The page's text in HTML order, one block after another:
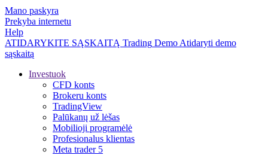
Mano paskyra
Prekyba internetu
Help
ATIDARYKITE SĄSKAITĄ Trading Demo Atidaryti demo
sąskaitą
Investuok
CFD konts
Brokeru konts
TradingView
Palūkanų už lėšas
Mobilioji programėlė
Profesionalus klientas
Meta trader 5